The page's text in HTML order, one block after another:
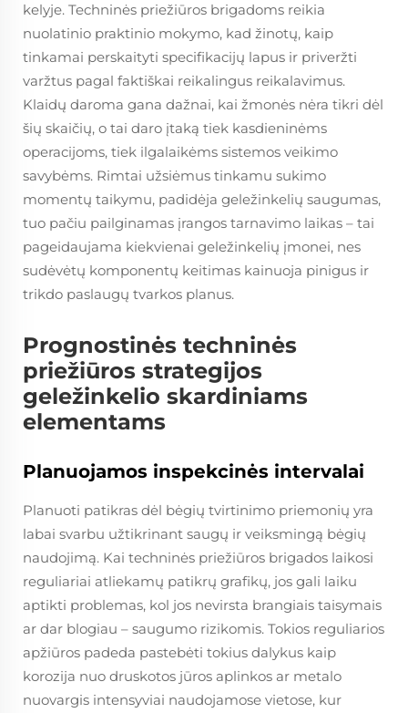
kelyje. Techninės priežiūros brigadoms reikia
nuolatinio praktinio mokymo, kad žinotų, kaip
tinkamai perskaityti specifikacijų lapus ir priveržti
varžtus pagal faktiškai reikalingus reikalavimus.
Klaidų daroma gana dažnai, kai žmonės nėra tikri dėl
šių skaičių, o tai daro įtaką tiek kasdieninėms
operacijoms, tiek ilgalaikėms sistemos veikimo
savybėms. Rimtai užsiėmus tinkamu sukimo
momentų taikymu, padidėja geležinkelių saugumas,
tuo pačiu pailginamas įrangos tarnavimo laikas – tai
pageidaujama kiekvienai geležinkelių įmonei, nes
sudėvėtų komponentų keitimas kainuoja pinigus ir
trikdo paslaugų tvarkos planus.
Prognostinės techninės
priežiūros strategijos
geležinkelio skardiniams
elementams
Planuojamos inspekcinės intervalai
Planuoti patikras dėl bėgių tvirtinimo priemonių yra
labai svarbu užtikrinant saugų ir veiksmingą bėgių
naudojimą. Kai techninės priežiūros brigados laikosi
reguliariai atliekamų patikrų grafikų, jos gali laiku
aptikti problemas, kol jos nevirsta brangiais taisymais
ar dar blogiau – saugumo rizikomis. Tokios reguliarios
apžiūros padeda pastebėti tokius dalykus kaip
korozija nuo druskotos jūros aplinkos ar metalo
nuovargis intensyviai naudojamose vietose, kur